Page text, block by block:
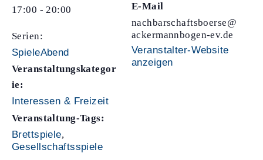
17:00 - 20:00
Serien:
SpieleAbend
Veranstaltungskategor
ie:
Interessen & Freizeit
Veranstaltung-Tags:
Brettspiele,
Gesellschaftsspiele
E-Mail
nachbarschaftsboerse@
ackermannbogen-ev.de
Veranstalter-Website
anzeigen